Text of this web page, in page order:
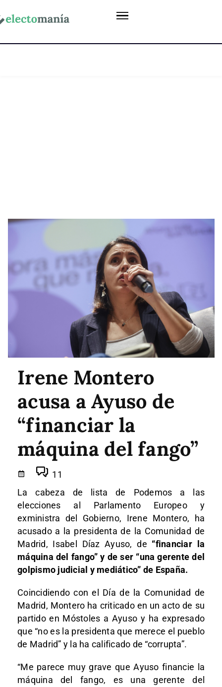
Irene Montero
acusa a Ayuso de
“financiar la
máquina del fango”
11
La cabeza de lista de Podemos a las
elecciones al Parlamento Europeo y
exministra del Gobierno, Irene Montero, ha
acusado a la presidenta de la Comunidad de
Madrid, Isabel Díaz Ayuso, de “financiar la
máquina del fango” y de ser “una gerente del
golpismo judicial y mediático” de España.
Coincidiendo con el Día de la Comunidad de
Madrid, Montero ha criticado en un acto de su
partido en Móstoles a Ayuso y ha expresado
que “no es la presidenta que merece el pueblo
de Madrid” y la ha calificado de “corrupta”.
“Me parece muy grave que Ayuso financie la
máquina del fango, es una gerente del